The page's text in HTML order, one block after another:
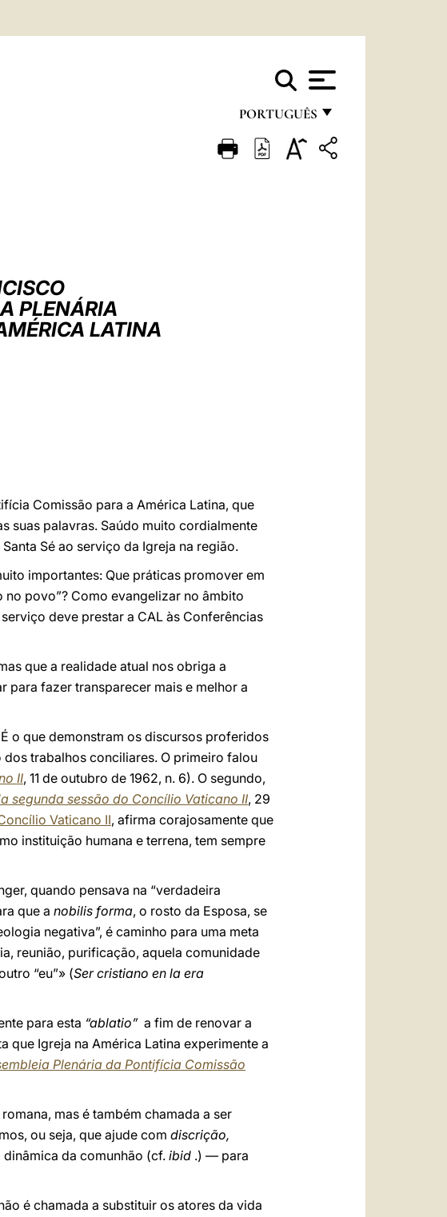
PORTUGUÊS
FRANÇAIS
PLENÁRIA
LATINA
Comissão para a América Latina, que
suas palavras. Saúdo muito cordialmente
Sé ao serviço da Igreja na região.
importantes: Que práticas promover em
povo”? Como evangelizar no âmbito
deve prestar a CAL às Conferências
que a realidade atual nos obriga a
para fazer transparecer mais e melhor a
o que demonstram os discursos proferidos
trabalhos conciliares. O primeiro falou
II, 11 de outubro de 1962, n. 6). O segundo,
segunda sessão do Concílio Vaticano II, 29
Vaticano II, afirma corajosamente que
instituição humana e terrena, tem sempre
quando pensava na “verdadeira
que a nobilis forma, o rosto da Esposa, se
negativa”, é caminho para uma meta
reunião, purificação, aquela comunidade
“eu”» (Ser cristiano en la era
para esta “ablatio”a fim de renovar a
que Igreja na América Latina experimente a
Plenária da Pontifícia Comissão
mas é também chamada a ser
ou seja, que ajude com discrição,
da comunhão (cf. ibid .) — para
é chamada a substituir os atores da vida